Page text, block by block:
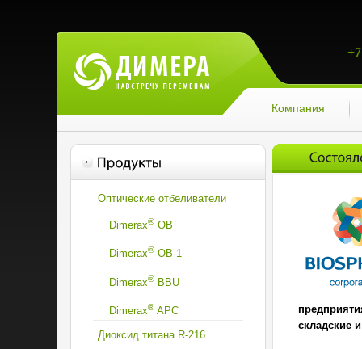
Компания
Оптические отбеливатели
Dimerax®OB
Dimerax®OВ-1
Dimerax®BBU
Dimerax®APC
Диоксид титана R-216
складские